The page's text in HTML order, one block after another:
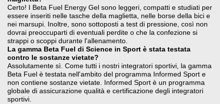
Certo! I Beta Fuel Energy Gel sono leggeri, compatti e studiati per
essere inseriti nelle tasche della maglietta, nelle borse della bici e
nei marsupi. Inoltre, sono sottoposti a test di pressione, così non
dovrai preoccuparti di eventuali perdite o che la confezione si
strappi o scoppi durante l'allenamento.
La gamma Beta Fuel di Science in Sport è stata testata
contro le sostanze vietate?
Assolutamente sì. Come tutti i nostri integratori sportivi, la gamma
Beta Fuel è testata nell'ambito del programma Informed Sport e
non contiene sostanze vietate. Informed Sport è un programma
globale di assicurazione qualità e certificazione degli integratori
sportivi.